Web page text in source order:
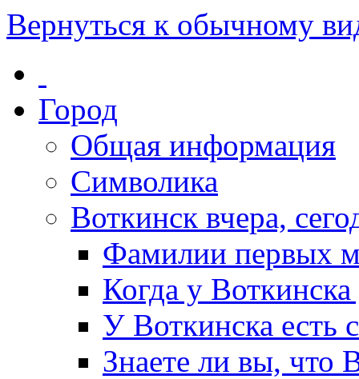
Вернуться к обычному
Город
Общая информация
Символика
Воткинск вчера,
Фамилии первых
Когда у
У Воткинска есть
Знаете ли вы, что